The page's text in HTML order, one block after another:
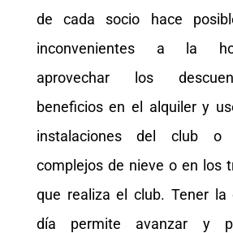
de cada socio hace
inconvenientes a la
aprovechar los
beneficios en el alquiler y
instalaciones del club
complejos de nieve o en los
que realiza el club. Tener la
día permite avanzar y